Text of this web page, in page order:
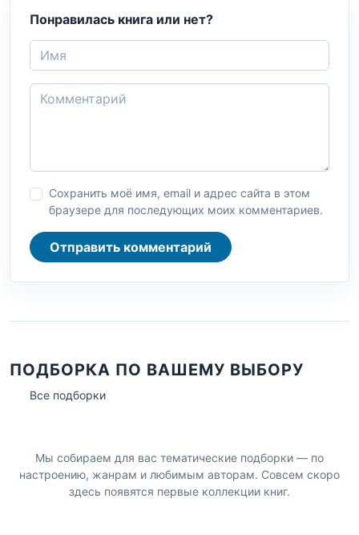
Понравилась книга или нет?
Сохранить моё имя, email и адрес сайта в этом
браузере для последующих моих комментариев.
Отправить комментарий
ПОДБОРКА ПО ВАШЕМУ ВЫБОРУ
Все подборки
Мы собираем для вас тематические подборки — по
настроению, жанрам и любимым авторам. Совсем скоро
здесь появятся первые коллекции книг.